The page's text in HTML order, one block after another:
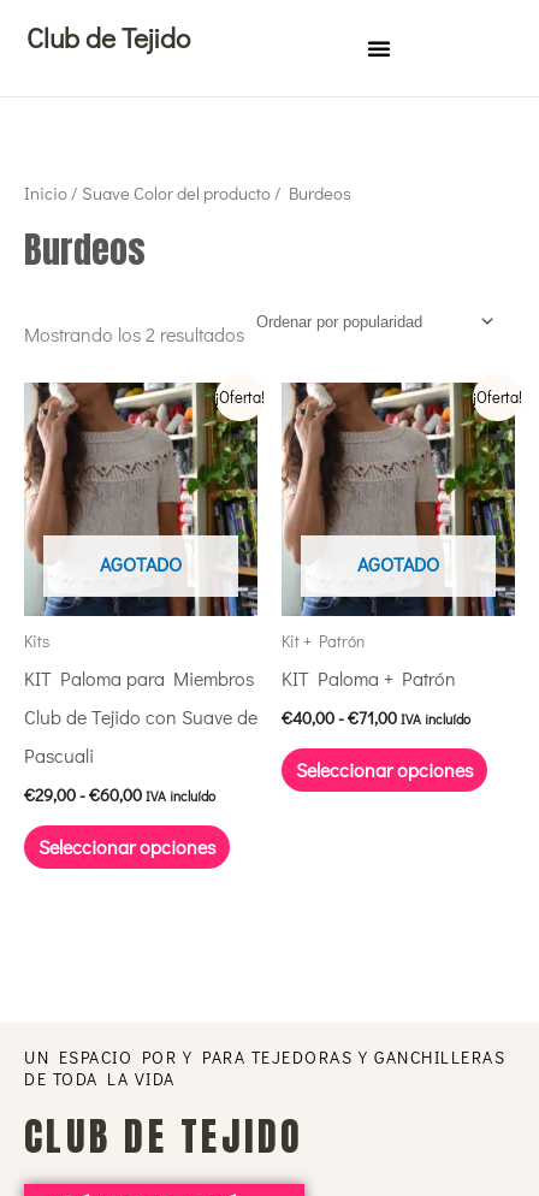
contenido
Club de Tejido
Inicio/ Suave Color del producto / Burdeos
Burdeos
Mostrando los 2 resultados
Ordenado
por
¡Oferta!
AGOTADO
Kits
KIT Paloma para Miembros
Club de Tejido con Suave de
Pascuali
€29,00-€60,00
Rango
de
precios:
desde
€29,00
hasta
€60,00
IVA incluído
Seleccionar opciones
Este
producto
tiene
múltiples
variantes.
Las
opciones
pueden
página
¡Oferta!
AGOTADO
Kit + Patrón
KIT Paloma + Patrón
€40,00-€71,00
Rango
de
precios:
desde
€40,00
hasta
€71,00
IVA incluído
Seleccionar opciones
Este
tiene
Las
en
UN ESPACIO POR Y PARA TEJEDORAS Y GANCHILLERAS
DE TODA LA VIDA
CLUB DE TEJIDO